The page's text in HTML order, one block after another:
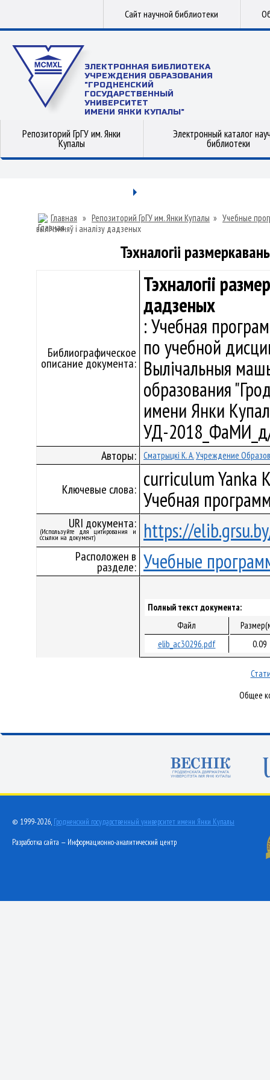
Сайт научной библиотеки
ЭЛЕКТРОННАЯ БИБЛИОТЕКА
УЧРЕЖДЕНИЯ ОБРАЗОВАНИЯ
"ГРОДНЕНСКИЙ
ГОСУДАРСТВЕННЫЙ
УНИВЕРСИТЕТ
ИМЕНИ ЯНКИ КУПАЛЫ"
Репозиторий ГрГУ им. Янки
Купалы
Электронный каталог
библиотеки
Главная » Репозиторий ГрГУ им. Янки Купалы » Учебные
вылічэнняў і аналізу дадзеных
Тэхналогіі
Библиографическое
описание документа:
Тэхналогіі
дадзеных
: Учебная
по учебной
Вылічальныя
образования
имени Янки
УД-
Авторы: Сматрыцкі К. А.Учреждение
Ключевые слова: curriculum Yanka
Учебная
URI документа:
(Используйте для цитирования и
ссылки на документ) https://
Расположен в
разделе: Учебные
Полный текст документа:
Файл
elib_ac30296.pdf
0.09
Общее
© 1999-2026, Гродненский государственный университет имени Янки Купалы
Разработка сайта — Информационно-аналитический центр